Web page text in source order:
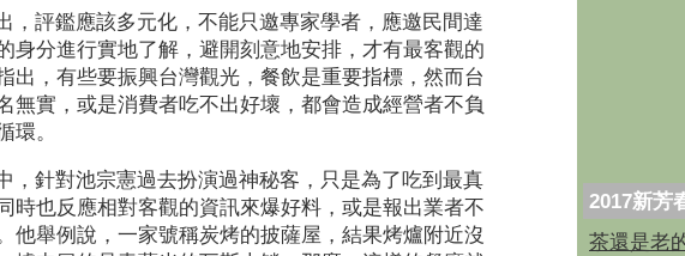
，評鑑應該多元化，不能只邀專家學者，應邀民間達
身分進行實地了解，避開刻意地安排，才有最客觀的
出，有些要振興台灣觀光，餐飲是重要指標，然而台
無實，或是消費者吃不出好壞，都會造成經營者不負
環。
，針對池宗憲過去扮演過神秘客，只是為了吃到最真
時也反應相對客觀的資訊來爆好料，或是報出業者不
他舉例說，一家號稱炭烤的披薩屋，結果烤爐附近沒
2017新芳
茶還是老